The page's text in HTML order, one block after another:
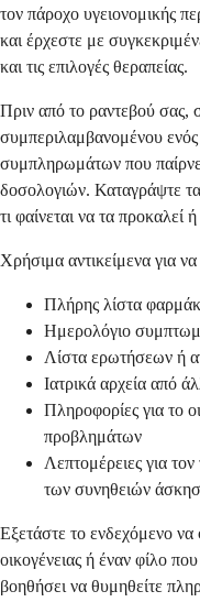
τον πάροχο υγειονομικής
και έρχεστε με
και τις επιλογές θεραπείας.
Πριν από το ραντεβού σας,
συμπεριλαμβανομένου
συμπληρωμάτων που
δοσολογιών. Καταγράψτε
τι φαίνεται να τα προκαλεί
Χρήσιμα αντικείμενα για
Πλήρης λίστα
Ημερολόγιο
Λίστα ερωτήσεων ή
Ιατρικά αρχεία από
Πληροφορίες για το
προβλημάτων
Λεπτομέρειες για
των συνηθειών
Εξετάστε το ενδεχόμενο να
οικογένειας ή έναν φίλο
βοηθήσει να θυμηθείτε